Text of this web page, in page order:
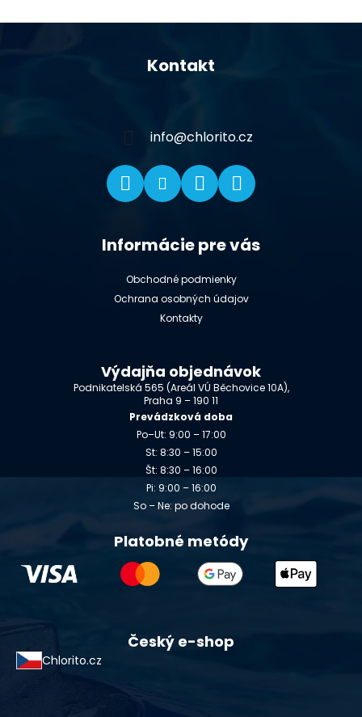
Z
Kontakt
info@chlorito.cz
Informácie pre vás
Obchodné podmienky
Ochrana osobných údajov
Kontakty
Výdajňa objednávok
Podnikatelská 565 (Areál VÚ Běchovice 10A),
Praha 9 – 190 11
Prevádzková doba
Po–Ut: 9:00 – 17:00
St: 8:30 – 15:00
Št: 8:30 – 16:00
Pi: 9:00 – 16:00
So – Ne: po dohode
Platobné metódy
Český e-shop
Chlorito.cz